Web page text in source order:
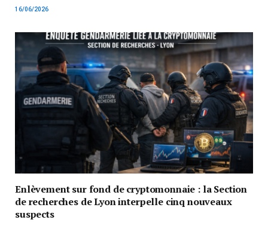
16/06/2026
Enlèvement sur fond de cryptomonnaie : la Section
de recherches de Lyon interpelle cinq nouveaux
suspects